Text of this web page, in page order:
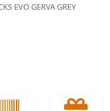
EVO GERVA GREY